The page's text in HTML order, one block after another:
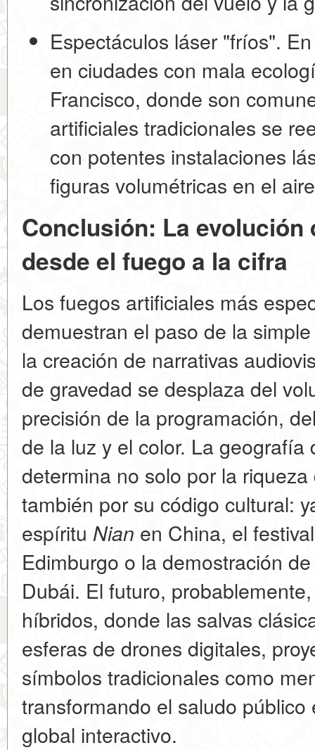
Espectáculos láser "fríos".
en ciudades con mala
Francisco, donde son
artificiales tradicionales se
con potentes instalaciones
figuras volumétricas en el
Conclusión: La evolución
desde el fuego a la cifra
Los fuegos artificiales más
demuestran el paso de la
la creación de narrativas
de gravedad se desplaza del
precisión de la programación,
de la luz y el color. La geografía
determina no solo por la
también por su código cultural:
espíritu Nian en China, el
Edimburgo o la demostración
Dubái. El futuro,
híbridos, donde las salvas
esferas de drones digitales,
símbolos tradicionales como
transformando el saludo
global interactivo.